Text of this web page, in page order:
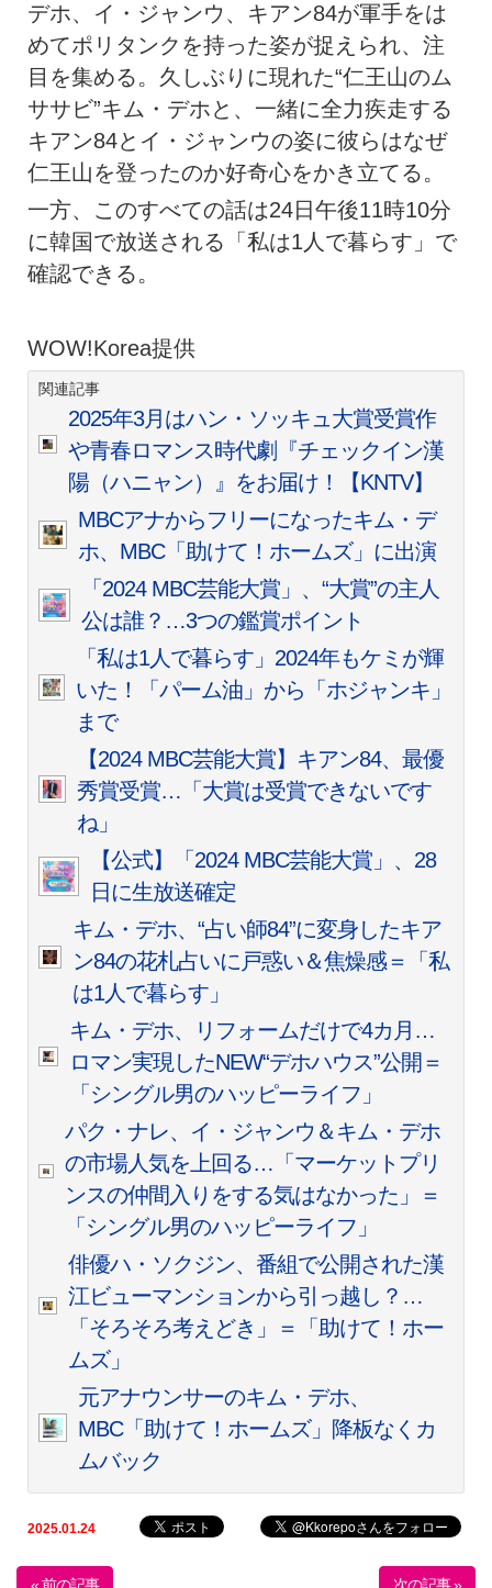
デホ、イ・ジャンウ、キアン84が軍手をは
めてポリタンクを持った姿が捉えられ、注
目を集める。久しぶりに現れた“仁王山のム
ササビ”キム・デホと、一緒に全力疾走する
キアン84とイ・ジャンウの姿に彼らはなぜ
仁王山を登ったのか好奇心をかき立てる。
一方、このすべての話は24日午後11時10分
に韓国で放送される「私は1人で暮らす」で
確認できる。
WOW!Korea提供
関連記事
2025年3月はハン・ソッキュ大賞受賞作
や青春ロマンス時代劇『チェックイン漢
陽（ハニャン）』をお届け！【KNTV】
MBCアナからフリーになったキム・デ
ホ、MBC「助けて！ホームズ」に出演
「2024 MBC芸能大賞」、“大賞”の主人
公は誰？…3つの鑑賞ポイント
「私は1人で暮らす」2024年もケミが輝
いた！「パーム油」から「ホジャンキ」
まで
【2024 MBC芸能大賞】キアン84、最優
秀賞受賞…「大賞は受賞できないです
ね」
【公式】「2024 MBC芸能大賞」、28
日に生放送確定
キム・デホ、“占い師84”に変身したキア
ン84の花札占いに戸惑い＆焦燥感＝「私
は1人で暮らす」
キム・デホ、リフォームだけで4カ月…
ロマン実現したNEW“デホハウス”公開＝
「シングル男のハッピーライフ」
パク・ナレ、イ・ジャンウ＆キム・デホ
の市場人気を上回る…「マーケットプリ
ンスの仲間入りをする気はなかった」＝
「シングル男のハッピーライフ」
俳優ハ・ソクジン、番組で公開された漢
江ビューマンションから引っ越し？…
「そろそろ考えどき」＝「助けて！ホー
ムズ」
元アナウンサーのキム・デホ、
MBC「助けて！ホームズ」降板なくカ
ムバック
2025.01.24